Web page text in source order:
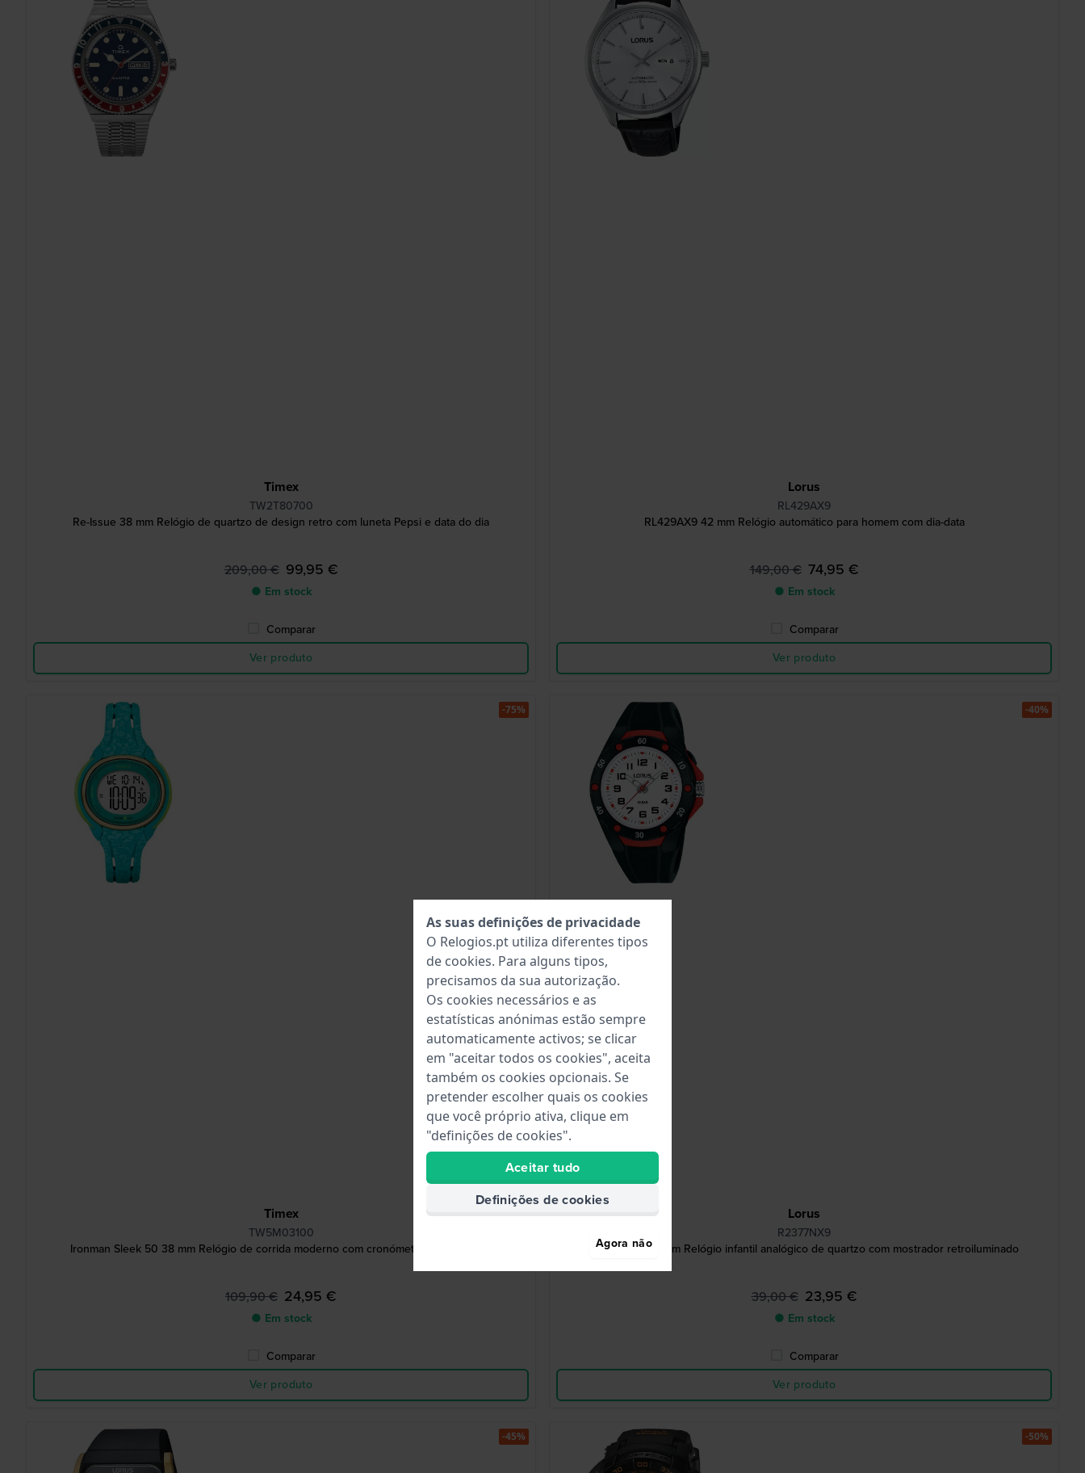
Timex
TW2T80700
Re-Issue 38 mm Relógio de quartzo de design retro com luneta Pepsi e data do dia
209,00 € 99,95 €
● Em stock
Comparar
Ver produto
Lorus
RL429AX9
RL429AX9 42 mm Relógio automático para homem com dia-data
149,00 € 74,95 €
● Em stock
Comparar
Ver produto
Timex
TW5M03100
Ironman Sleek 50 38 mm Relógio de corrida moderno com cronómetro de 50 voltas.
109,90 € 24,95 €
● Em stock
Comparar
Ver produto
-75%
Lorus
R2377NX9
R2377NX9 36 mm Relógio infantil analógico de quartzo com mostrador retroiluminado
39,00 € 23,95 €
● Em stock
Comparar
Ver produto
-40%
-45% -50%
As suas definições de privacidade
O Relogios.pt utiliza diferentes tipos
de cookies. Para alguns tipos,
precisamos da sua autorização.
Os cookies necessários e as
estatísticas anónimas estão sempre
automaticamente activos; se clicar
em "aceitar todos os cookies", aceita
também os cookies opcionais. Se
pretender escolher quais os cookies
que você próprio ativa, clique em
"definições de cookies".
Aceitar tudo
Definições de cookies
Agora não